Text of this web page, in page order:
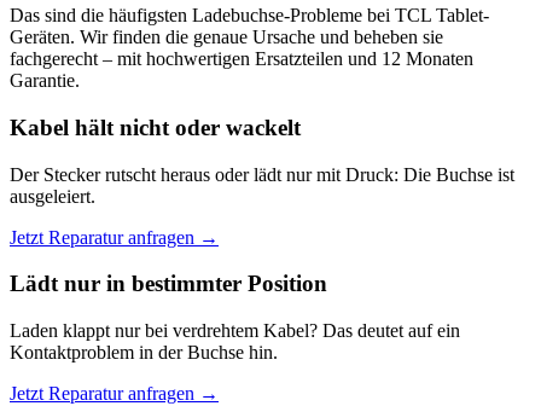
Das sind die häufigsten Ladebuchse-Probleme bei TCL Tablet-
Geräten. Wir finden die genaue Ursache und beheben sie
fachgerecht – mit hochwertigen Ersatzteilen und 12 Monaten
Garantie.
Kabel hält nicht oder wackelt
Der Stecker rutscht heraus oder lädt nur mit Druck: Die Buchse ist
ausgeleiert.
Jetzt Reparatur anfragen →
Lädt nur in bestimmter Position
Laden klappt nur bei verdrehtem Kabel? Das deutet auf ein
Kontaktproblem in der Buchse hin.
Jetzt Reparatur anfragen →